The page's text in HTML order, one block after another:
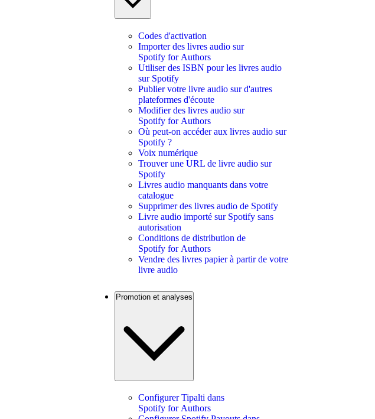
Codes d'activation
Importer des livres audio sur
Spotify for Authors
Utiliser des ISBN pour les livres audio
sur Spotify
Publier votre livre audio sur d'autres
plateformes d'écoute
Modifier des livres audio sur
Spotify for Authors
Où peut-on accéder aux livres audio sur
Spotify ?
Voix numérique
Trouver une URL de livre audio sur
Spotify
Livres audio manquants dans votre
catalogue
Supprimer des livres audio de Spotify
Livre audio importé sur Spotify sans
autorisation
Conditions de distribution de
Spotify for Authors
Vendre des livres papier à partir de votre
livre audio
Promotion et analyses
Configurer Tipalti dans
Spotify for Authors